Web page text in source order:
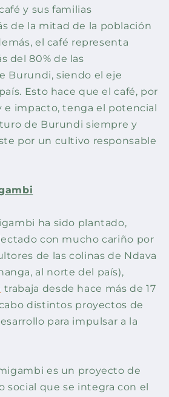
y sus familias
de la mitad de la población
el café representa
del 80% de las
Burundi, siendo el eje
Esto hace que el café, por
e impacto, tenga el potencial
de Burundi siempre y
por un cultivo responsable
ha sido plantado,
con mucho cariño por
de las colinas de Ndava
al norte del país),
trabaja desde hace más de 17
distintos proyectos de
para impulsar a la
es un proyecto de
social que se integra con el